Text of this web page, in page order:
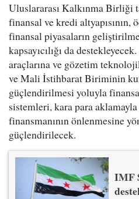
Uluslararası Kalkınma Birliği
finansal ve kredi altyapısının,
finansal piyasaların
kapsayıcılığı da
araçlarına ve gözetim
ve Mali İstihbarat Biriminin
güçlendirilmesi yoluyla
sistemleri, kara para
finansmanının önlenmesine
güçlendirilecek.
IMF